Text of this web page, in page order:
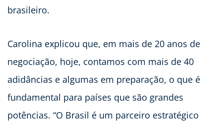
brasileiro.
Carolina explicou que, em mais de 20 anos de
negociação, hoje, contamos com mais de 40
adidâncias e algumas em preparação, o que é
fundamental para países que são grandes
potências. “O Brasil é um parceiro estratégico